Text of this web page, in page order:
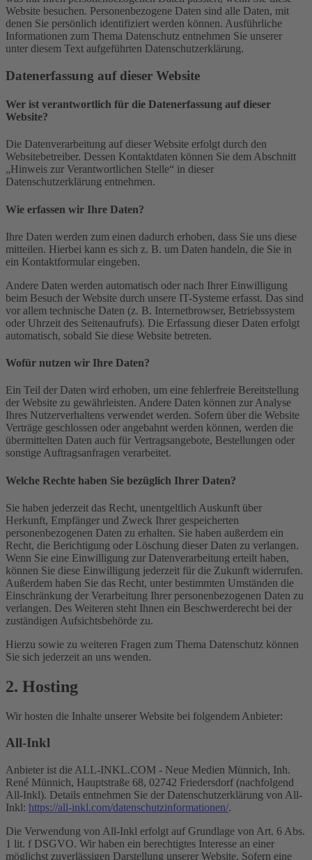
Website besuchen. Personenbezogene Daten sind alle Daten, mit
denen Sie persönlich identifiziert werden können. Ausführliche
Informationen zum Thema Datenschutz entnehmen Sie unserer
unter diesem Text aufgeführten Datenschutzerklärung.
Datenerfassung auf dieser Website
Wer ist verantwortlich für die Datenerfassung auf dieser
Website?
Die Datenverarbeitung auf dieser Website erfolgt durch den
Websitebetreiber. Dessen Kontaktdaten können Sie dem Abschnitt
„Hinweis zur Verantwortlichen Stelle“ in dieser
Datenschutzerklärung entnehmen.
Wie erfassen wir Ihre Daten?
Ihre Daten werden zum einen dadurch erhoben, dass Sie uns diese
mitteilen. Hierbei kann es sich z. B. um Daten handeln, die Sie in
ein Kontaktformular eingeben.
Andere Daten werden automatisch oder nach Ihrer Einwilligung
beim Besuch der Website durch unsere IT-Systeme erfasst. Das sind
vor allem technische Daten (z. B. Internetbrowser, Betriebssystem
oder Uhrzeit des Seitenaufrufs). Die Erfassung dieser Daten erfolgt
automatisch, sobald Sie diese Website betreten.
Wofür nutzen wir Ihre Daten?
Ein Teil der Daten wird erhoben, um eine fehlerfreie Bereitstellung
der Website zu gewährleisten. Andere Daten können zur Analyse
Ihres Nutzerverhaltens verwendet werden. Sofern über die Website
Verträge geschlossen oder angebahnt werden können, werden die
übermittelten Daten auch für Vertragsangebote, Bestellungen oder
sonstige Auftragsanfragen verarbeitet.
Welche Rechte haben Sie bezüglich Ihrer Daten?
Sie haben jederzeit das Recht, unentgeltlich Auskunft über
Herkunft, Empfänger und Zweck Ihrer gespeicherten
personenbezogenen Daten zu erhalten. Sie haben außerdem ein
Recht, die Berichtigung oder Löschung dieser Daten zu verlangen.
Wenn Sie eine Einwilligung zur Datenverarbeitung erteilt haben,
können Sie diese Einwilligung jederzeit für die Zukunft widerrufen.
Außerdem haben Sie das Recht, unter bestimmten Umständen die
Einschränkung der Verarbeitung Ihrer personenbezogenen Daten zu
verlangen. Des Weiteren steht Ihnen ein Beschwerderecht bei der
zuständigen Aufsichtsbehörde zu.
Hierzu sowie zu weiteren Fragen zum Thema Datenschutz können
Sie sich jederzeit an uns wenden.
2. Hosting
Wir hosten die Inhalte unserer Website bei folgendem Anbieter:
All-Inkl
Anbieter ist die ALL-INKL.COM - Neue Medien Münnich, Inh.
René Münnich, Hauptstraße 68, 02742 Friedersdorf (nachfolgend
All-Inkl). Details entnehmen Sie der Datenschutzerklärung von All-
Inkl: https://all-inkl.com/datenschutzinformationen/.
Die Verwendung von All-Inkl erfolgt auf Grundlage von Art. 6 Abs.
1 lit. f DSGVO. Wir haben ein berechtigtes Interesse an einer
möglichst zuverlässigen Darstellung unserer Website. Sofern eine